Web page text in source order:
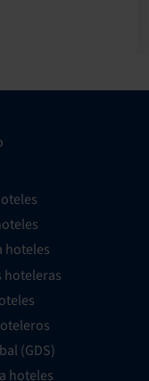
hoteles
hoteleras
(GDS)
hoteles